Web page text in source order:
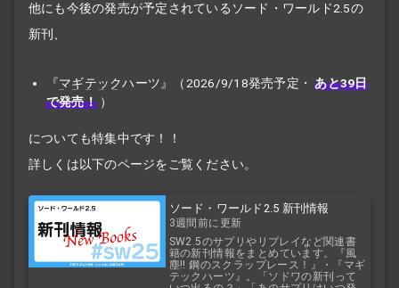
他にも今後の発売が予定されているソード・ワールド2.5の
新刊、
『マギテックハーツ』（2026/9/18発売予定・ あと39日
で発売！ ）
についても特集中です！！
詳しくは以下のページをご覧ください。
ソード・ワールド2.5 新刊情報
3週間前に更新
SW2.5のサプリやリプレイなど関連書
籍の新刊情報をまとめています。『風
塵!! 鋼のスクラップレース！』・『マギ
テックハーツ』。「ソドワの新刊って